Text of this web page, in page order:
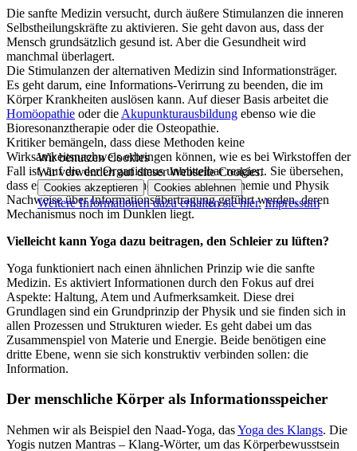
Die sanfte Medizin versucht, durch äußere Stimulanzen die inneren
Selbstheilungskräfte zu aktivieren. Sie geht davon aus, dass der
Mensch grundsätzlich gesund ist. Aber die Gesundheit wird
manchmal überlagert.
Die Stimulanzen der alternativen Medizin sind Informationsträger.
Es geht darum, eine Informations-Verirrung zu beenden, die im
Körper Krankheiten auslösen kann. Auf dieser Basis arbeitet die
Homöopathie oder die Akupunkturausbildung ebenso wie die
Bioresonanztherapie oder die Osteopathie.
Kritiker bemängeln, dass diese Methoden keine
Wirksamkeitsnachweis erbringen können, wie es bei Wirkstoffen der
Fall ist, auf die der Organismus unmittelbar reagiert. Sie übersehen,
dass es in zahllosen Bereichen der Biologie, Chemie und Physik
Nachweise über Informationsübertragung geführt werden, deren
Mechanismus noch im Dunklen liegt.
Vielleicht kann Yoga dazu beitragen, den Schleier zu lüften?
Yoga funktioniert nach einen ähnlichen Prinzip wie die sanfte
Medizin. Es aktiviert Informationen durch den Fokus auf drei
Aspekte: Haltung, Atem und Aufmerksamkeit. Diese drei
Grundlagen sind ein Grundprinzip der Physik und sie finden sich in
allen Prozessen und Strukturen wieder. Es geht dabei um das
Zusammenspiel von Materie und Energie. Beide benötigen eine
dritte Ebene, wenn sie sich konstruktiv verbinden sollen: die
Information.
Der menschliche Körper als Informationsspeicher
Nehmen wir als Beispiel den Naad-Yoga, dasYoga des Klangs. Die
Yogis nutzen Mantras – Klang-Wörter, um das Körperbewusstsein
Wir benutzen Cookies
Wir verwenden auf dieser Webseite Cookies.
Cookies akzeptieren Cookies ablehnen
Weitere Informationen dazu erhalten sie hier. Impressum